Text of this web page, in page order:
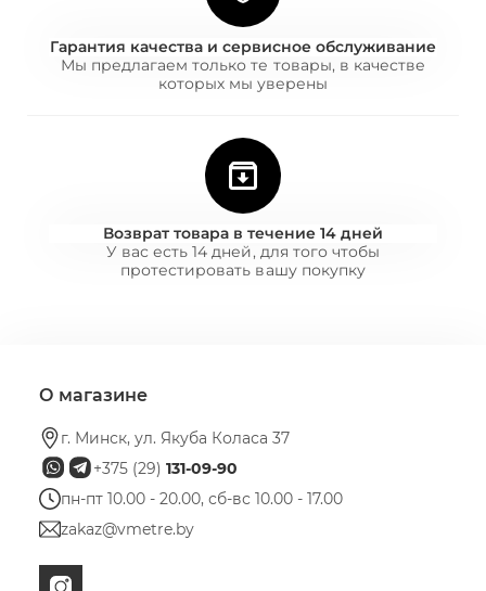
Гарантия качества и сервисное обслуживание
Мы предлагаем только те товары, в качестве
которых мы уверены
Возврат товара в течение 14 дней
У вас есть 14 дней, для того чтобы
протестировать вашу покупку
О магазине
г. Минск, ул. Якуба Коласа 37
+375 (29)131-09-90
пн-пт 10.00 - 20.00, сб-вс 10.00 - 17.00
zakaz@vmetre.by